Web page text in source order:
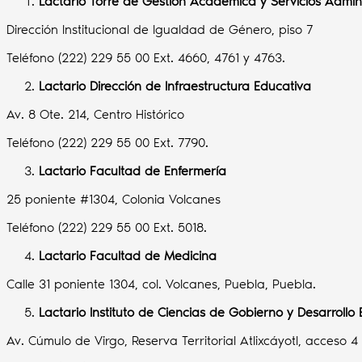
Dirección Institucional de Igualdad de Género, piso 7
Teléfono (222) 229 55 00 Ext. 4660, 4761 y 4763.
Lactario Dirección de Infraestructura Educativa
Av. 8 Ote. 214, Centro Histórico
Teléfono (222) 229 55 00 Ext. 7790.
Lactario Facultad de Enfermería
25 poniente #1304, Colonia Volcanes
Teléfono (222) 229 55 00 Ext. 5018.
Lactario Facultad de Medicina
Calle 31 poniente 1304, col. Volcanes, Puebla, Puebla.
Lactario Instituto de Ciencias de Gobierno y Desarrollo
Av. Cúmulo de Virgo, Reserva Territorial Atlixcáyotl, acceso 4